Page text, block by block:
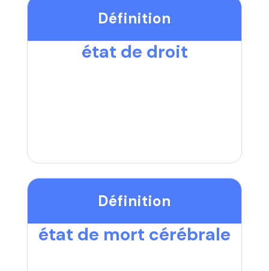
Définition
état de droit
Définition
état de mort cérébrale